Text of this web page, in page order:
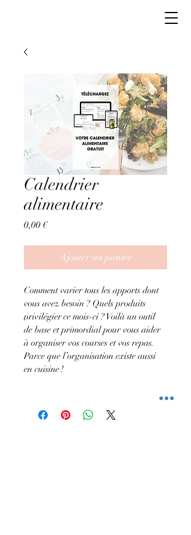
Calendrier
alimentaire
0,00 €Prix
Ajouter au panier
Comment varier tous les apports dont
vous avez besoin ? Quels produits
privilégier ce mois-ci ? Voilà un outil
de base et primordial pour vous aider
à organiser vos courses et vos repas.
Parce que l’organisation existe aussi
en cuisine !